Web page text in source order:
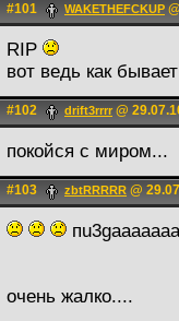
#101 WAKETHEFCKUP
RIP
вот ведь как бывает
#102 drift3rrrr @
покойся с миром...
#103 zbtRRRRR @
очень жалко....